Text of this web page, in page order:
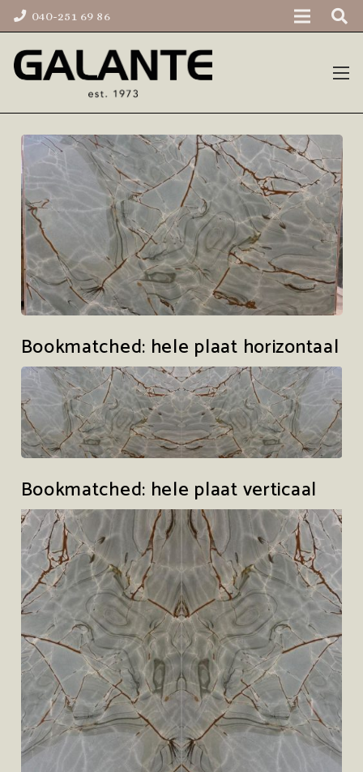
040-251 69 86
Bookmatched: hele plaat horizontaal
Bookmatched: hele plaat verticaal